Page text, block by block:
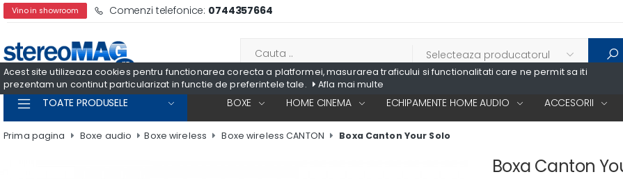
Acest site utilizeaza cookies pentru functionarea corecta a platformei, masurarea traficului si functionalitati care ne permit sa iti
prezentam un continut particularizat in functie de preferintele tale.
Afla mai multe
Vino in showroom Comenzi telefonice: 0744357664
TOATE PRODUSELE BOXE HOME CINEMA ECHIPAMENTE HOME AUDIO ACCESORII
Prima pagina Boxe audio Boxe wireless Boxe wireless CANTON Boxa Canton Your Solo
Boxa Canton